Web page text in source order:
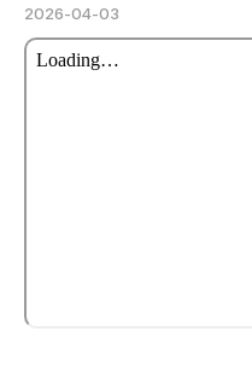
2026-04-03